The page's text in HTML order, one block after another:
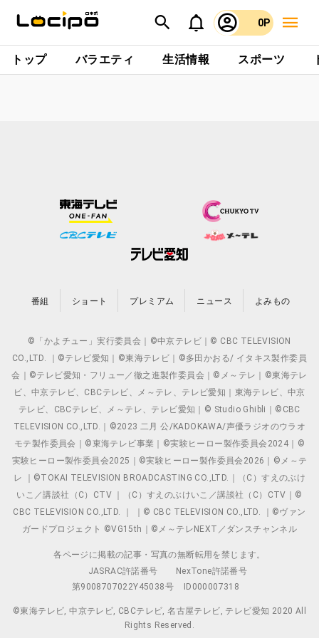
0P
トップ バラエティ 生活情報 スポーツ
番組 ショート プレミアム ニュース よみもの
©「かよチュー」実行委員会｜©中京テレビ｜© CBC TELEVISION
CO.,LTD. ｜©テレビ愛知｜©東海テレビ｜©多田かおる/ イタキス製作委員
会｜©テレビ愛知・フリュー／徹之進製作委員会｜©メ～テレ｜©東海テレ
ビ、中京テレビ、CBCテレビ、メ～テレ、テレビ愛知｜東海テレビ、中京
テレビ、CBCテレビ、メ～テレ、テレビ愛知｜© Studio Ghibli｜©CBC
TELEVISION CO.,LTD.｜©2023 二月 公/KADOKAWA/声優ラジオのウラオ
モテ製作委員会｜©東海テレビ事業｜©実験ヒーロー製作委員会2024｜©
実験ヒーロー製作委員会2025｜©実験ヒーロー製作委員会2026｜©メ～テ
レ ｜©TOKAI TELEVISION BROADCASTING CO.,LTD.｜（C）すえのぶけ
いこ／講談社（C）CTV ｜（C）すえのぶけいこ／講談社（C）CTV｜©
CBC TELEVISION CO.,LTD. ｜ ｜© CBC TELEVISION CO.,LTD. ｜©ヴァン
ガードプロジェクト ©VG15th｜©メ～テレNEXT／ダンスチャンネル
各ページに掲載の記事・写真の無断転用を禁じます。
JASRAC許諾番号
NexTone許諾番号
第9008707022Y45038号
ID000007318
©東海テレビ, 中京テレビ, CBCテレビ, 名古屋テレビ, テレビ愛知 2020 All
Rights Reserved.